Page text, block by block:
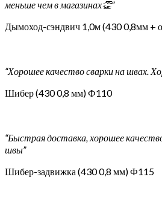
меньше чем в магазинах👏”
Дымоход-сэндвич 1,0м (430 0,8мм +
“Хорошее качество сварки на швах.
Шибер (430 0,8 мм) Ф110
“Быстрая доставка, хорошее
швы”
Шибер-задвижка (430 0,8 мм) Ф115